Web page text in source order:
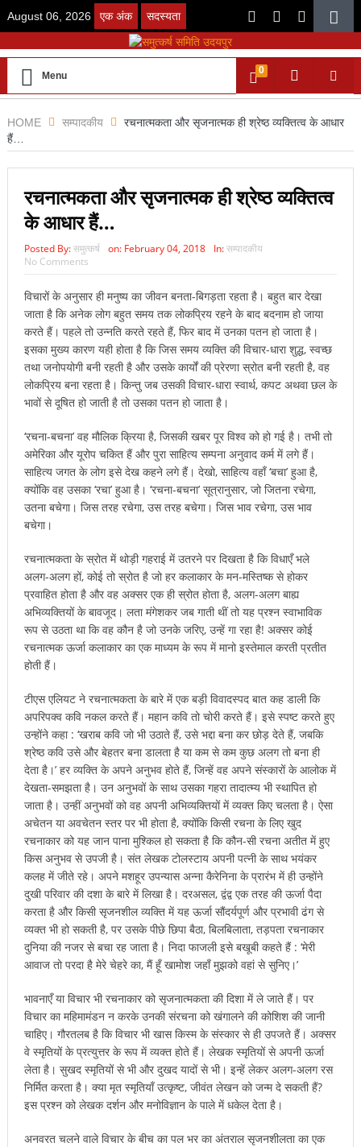
August 06, 2026 एक अंक सदस्यता
Menu 0
HOME सम्पादकीय
रचनात्मकता और सृजनात्मक ही श्रेष्ठ व्यक्तित्व के आधार
हैं…
रचनात्मकता और सृजनात्मक ही श्रेष्ठ व्यक्तित्व
के आधार हैं…
Posted By:समुत्कर्ष on: February 04, 2018 In:सम्पादकीय
No Comments
विचारों के अनुसार ही मनुष्य का जीवन बनता-बिगड़ता रहता है। बहुत बार देखा
जाता है कि अनेक लोग बहुत समय तक लोकप्रिय रहने के बाद बदनाम हो जाया
करते हैं। पहले तो उन्नति करते रहते हैं, फिर बाद में उनका पतन हो जाता है।
इसका मुख्य कारण यही होता है कि जिस समय व्यक्ति की विचार-धारा शुद्ध, स्वच्छ
तथा जनोपयोगी बनी रहती है और उसके कार्यों की प्रेरणा स्रोत बनी रहती है, वह
लोकप्रिय बना रहता है। किन्तु जब उसकी विचार-धारा स्वार्थ, कपट अथवा छल के
भावों से दूषित हो जाती है तो उसका पतन हो जाता है।
‘रचना-बचना’ वह मौलिक क्रिया है, जिसकी खबर पूर विश्व को हो गई है। तभी तो
अमेरिका और यूरोप चकित हैं और पुरा साहित्य सम्पना अनुवाद कर्म में लगे हैं।
साहित्य जगत के लोग इसे देख कहने लगे हैं। देखो, साहित्य वहाँ ‘बचा’ हुआ है,
क्योंकि वह उसका ‘रचा’ हुआ है। ‘रचना-बचना’ सूत्रानुसार, जो जितना रचेगा,
उतना बचेगा। जिस तरह रचेगा, उस तरह बचेगा। जिस भाव रचेगा, उस भाव
बचेगा।
रचनात्मकता के स्रोत में थोड़ी गहराई में उतरने पर दिखता है कि विधाएँ भले
अलग-अलग हों, कोई तो स्रोत है जो हर कलाकार के मन-मस्तिष्क से होकर
प्रवाहित होता है और वह अक्सर एक ही स्रोत होता है, अलग-अलग बाह्य
अभिव्यक्तियों के बावजूद। लता मंगेशकर जब गाती थीं तो यह प्रश्न स्वाभाविक
रूप से उठता था कि वह कौन है जो उनके जरिए, उन्हें गा रहा है! अक्सर कोई
रचनात्मक ऊर्जा कलाकार का एक माध्यम के रूप में मानो इस्तेमाल करती प्रतीत
होती हैं।
टीएस एलियट ने रचनात्मकता के बारे में एक बड़ी विवादस्पद बात कह डाली कि
अपरिपक्व कवि नकल करते हैं। महान कवि तो चोरी करते हैं। इसे स्पष्ट करते हुए
उन्होंने कहा : ‘खराब कवि जो भी उठाते हैं, उसे भद्दा बना कर छोड़ देते हैं, जबकि
श्रेष्ठ कवि उसे और बेहतर बना डालता है या कम से कम कुछ अलग तो बना ही
देता है।’ हर व्यक्ति के अपने अनुभव होते हैं, जिन्हें वह अपने संस्कारों के आलोक में
देखता-समझता है। उन अनुभवों के साथ उसका गहरा तादात्म्य भी स्थापित हो
जाता है। उन्हीं अनुभवों को वह अपनी अभिव्यक्तियों में व्यक्त किए चलता है। ऐसा
अचेतन या अवचेतन स्तर पर भी होता है, क्योंकि किसी रचना के लिए खुद
रचनाकार को यह जान पाना मुश्किल हो सकता है कि कौन-सी रचना अतीत में हुए
किस अनुभव से उपजी है। संत लेखक टोलस्टाय अपनी पत्नी के साथ भयंकर
कलह में जीते रहे। अपने मशहूर उपन्यास अन्ना कैरेनिना के प्रारंभ में ही उन्होंने
दुखी परिवार की दशा के बारे में लिखा है। दरअसल, द्वंद्व एक तरह की ऊर्जा पैदा
करता है और किसी सृजनशील व्यक्ति में यह ऊर्जा सौंदर्यपूर्ण और प्रभावी ढंग से
व्यक्त भी हो सकती है, पर उसके पीछे छिपा बैठा, बिलबिलाता, तड़पता रचनाकार
दुनिया की नजर से बचा रह जाता है। निदा फाजली इसे बखूबी कहते हैं : ‘मेरी
आवाज तो परदा है मेरे चेहरे का, मैं हूँ खामोश जहाँ मुझको वहां से सुनिए।’
भावनाएँ या विचार भी रचनाकार को सृजनात्मकता की दिशा में ले जाते हैं। पर
विचार का महिमामंडन न करके उनकी संरचना को खंगालने की कोशिश की जानी
चाहिए। गौरतलब है कि विचार भी खास किस्म के संस्कार से ही उपजते हैं। अक्सर
वे स्मृतियों के प्रत्युत्तर के रूप में व्यक्त होते हैं। लेखक स्मृतियों से अपनी ऊर्जा
लेता है। सुखद स्मृतियों से भी और दुखद यादों से भी। इन्हें लेकर अलग-अलग रस
निर्मित करता है। क्या मृत स्मृतियाँ उत्कृष्ट, जीवंत लेखन को जन्म दे सकती हैं?
इस प्रश्न को लेखक दर्शन और मनोविज्ञान के पाले में धकेल देता है।
अनवरत चलने वाले विचार के बीच का पल भर का अंतराल सृजनशीलता का एक